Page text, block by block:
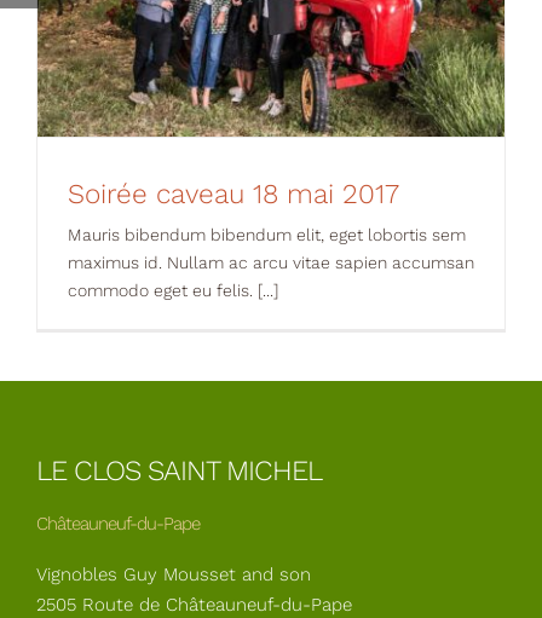
News
Soirée caveau 18 mai 2017
Mauris bibendum bibendum elit, eget lobortis sem
maximus id. Nullam ac arcu vitae sapien accumsan
commodo eget eu felis. [...]
LE CLOS SAINT MICHEL
Châteauneuf-du-Pape
Vignobles Guy Mousset and son
2505 Route de Châteauneuf-du-Pape